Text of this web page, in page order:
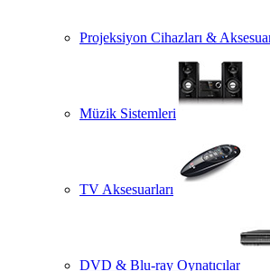
Projeksiyon Cihazları &
Müzik Sistemleri
TV Aksesuarları
DVD & Blu-ray Oynatıcılar